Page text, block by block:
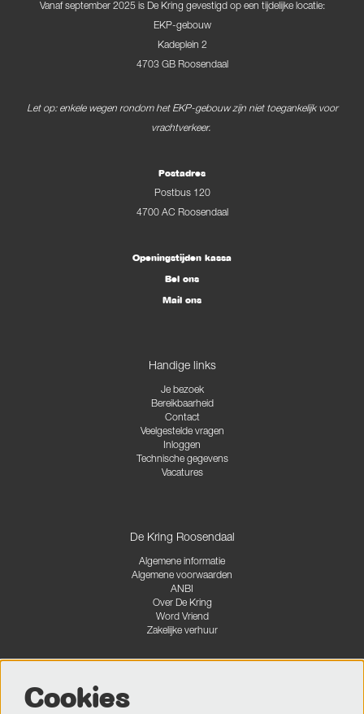
Vanaf september 2025 is De Kring gevestigd op een tijdelijke locatie:
EKP-gebouw
Kadeplein 2
4703 GB Roosendaal
Let op: enkele wegen rondom het EKP-gebouw zijn niet toegankelijk voor
vrachtverkeer.
Postadres
Postbus 120
4700 AC Roosendaal
Openingstijden kassa
Bel ons
Mail ons
Handige links
Je bezoek
Bereikbaarheid
Contact
Veelgestelde vragen
Inloggen
Technische gegevens
Vacatures
De Kring Roosendaal
Algemene informatie
Algemene voorwaarden
ANBI
Over De Kring
Word Vriend
Zakelijke verhuur
Cookies